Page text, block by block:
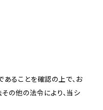
ることを確認の上で、お
の他の法令により、当シ